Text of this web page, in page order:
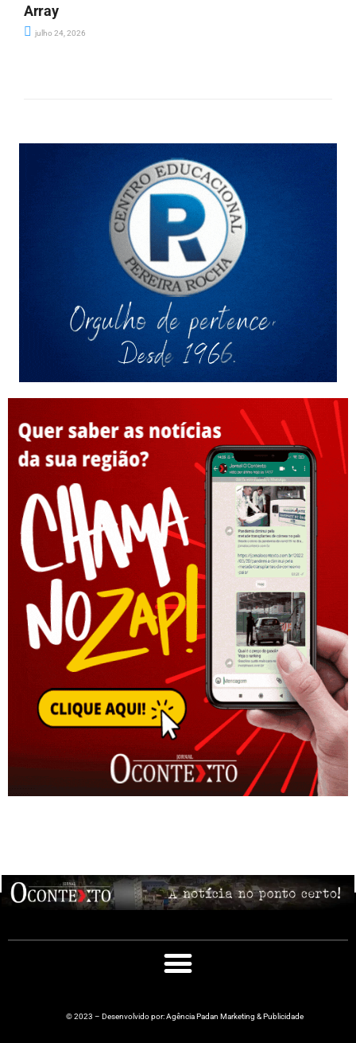
Array
julho 24, 2026
© 2023 – Desenvolvido por: Agência Padan Marketing & Publicidade